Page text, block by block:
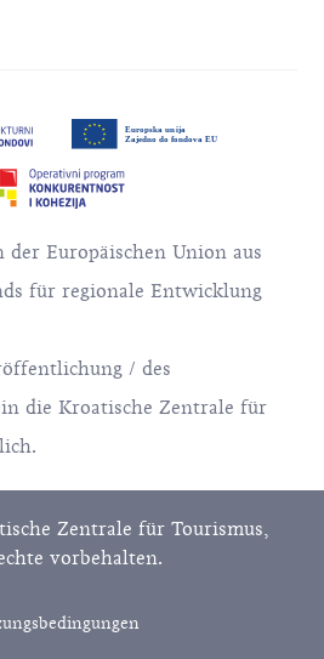
Europäischen Union aus
für regionale Entwicklung
/ des
die Kroatische Zentrale für
Zentrale für Tourismus,
vorbehalten.